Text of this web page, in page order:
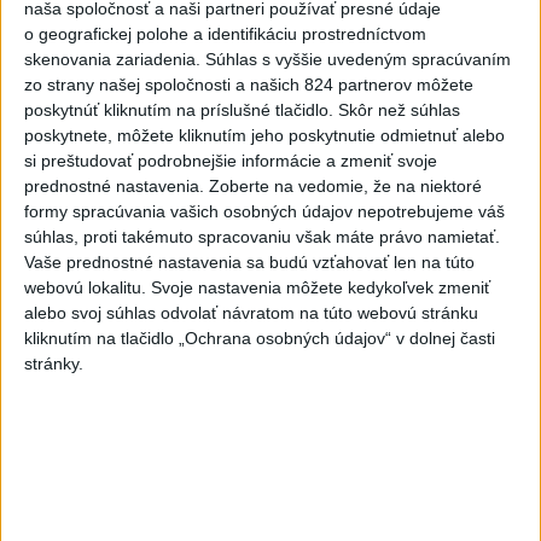
naša spoločnosť a naši partneri používať presné údaje
o geografickej polohe a identifikáciu prostredníctvom
skenovania zariadenia. Súhlas s vyššie uvedeným spracúvaním
zo strany našej spoločnosti a našich 824 partnerov môžete
poskytnúť kliknutím na príslušné tlačidlo. Skôr než súhlas
poskytnete, môžete kliknutím jeho poskytnutie odmietnuť alebo
si preštudovať podrobnejšie informácie a zmeniť svoje
prednostné nastavenia. Zoberte na vedomie, že na niektoré
formy spracúvania vašich osobných údajov nepotrebujeme váš
súhlas, proti takémuto spracovaniu však máte právo namietať.
Vaše prednostné nastavenia sa budú vzťahovať len na túto
webovú lokalitu. Svoje nastavenia môžete kedykoľvek zmeniť
alebo svoj súhlas odvolať návratom na túto webovú stránku
kliknutím na tlačidlo „Ochrana osobných údajov“ v dolnej časti
stránky.
Na kúpalisku Diakovce UNIKALA LÁTKA,
osem ľudí skončilo v nemocnici
Na mieste zasahovala aj polícia v súčinnosti s ďalšími
záchrannými zložkami.
včera 18:23, aktualizované
včera 21:38
Slovensko